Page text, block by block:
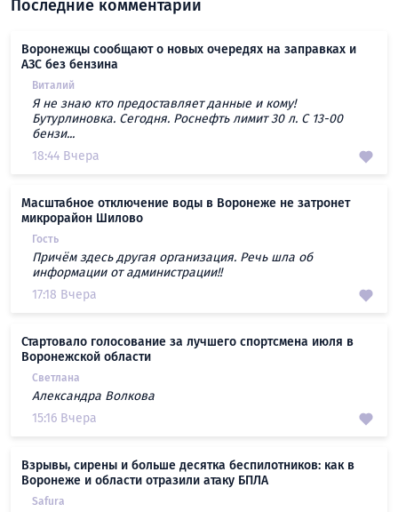
Последние комментарии
Воронежцы сообщают о новых очередях на заправках и
АЗС без бензина
Виталий
Я не знаю кто предоставляет данные и кому!
Бутурлиновка. Сегодня. Роснефть лимит 30 л. С 13-00
бензи...
18:44 Вчера
Масштабное отключение воды в Воронеже не затронет
микрорайон Шилово
Гость
Причём здесь другая организация. Речь шла об
информации от администрации!!
17:18 Вчера
Стартовало голосование за лучшего спортсмена июля в
Воронежской области
Светлана
Александра Волкова
15:16 Вчера
Взрывы, сирены и больше десятка беспилотников: как в
Воронеже и области отразили атаку БПЛА
Safura